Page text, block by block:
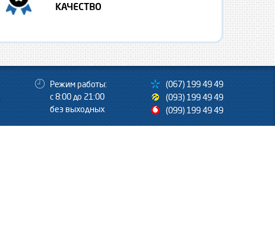
КАЧЕСТВО
Режим работы:
с 8:00 до 21:00
без выходных
(067) 199 49 49
(093) 199 49 49
(099) 199 49 49